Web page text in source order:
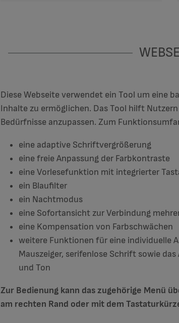
Diese Webseite verwendet ein Tool um eine
Inhalte zu ermöglichen. Das Tool hilft
Bedürfnisse anzupassen. Zum
eine adaptive Schriftvergrößerung
eine freie Anpassung der Farbkontraste
eine Vorlesefunktion mit integrierter
ein Blaufilter
ein Nachtmodus
eine Sofortansicht zur Verbindung
eine Kompensation von Farbschwächen
weitere Funktionen für eine individuelle
Mauszeiger, serifenlose Schrift sowie
und Ton
Zur Bedienung kann das zugehörige Menü
am rechten Rand oder mit dem